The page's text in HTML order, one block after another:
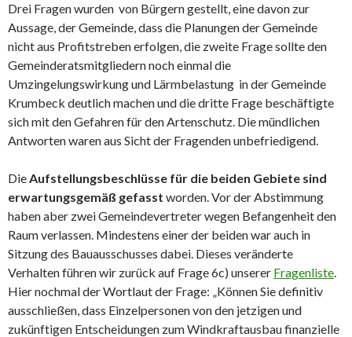
Drei Fragen wurden von Bürgern gestellt, eine davon zur
Aussage, der Gemeinde, dass die Planungen der Gemeinde
nicht aus Profitstreben erfolgen, die zweite Frage sollte den
Gemeinderatsmitgliedern noch einmal die
Umzingelungswirkung und Lärmbelastung in der Gemeinde
Krumbeck deutlich machen und die dritte Frage beschäftigte
sich mit den Gefahren für den Artenschutz. Die mündlichen
Antworten waren aus Sicht der Fragenden unbefriedigend.
DieAufstellungsbeschlüsse für die beiden Gebiete sind
erwartungsgemäß gefasst worden. Vor der Abstimmung
haben aber zwei Gemeindevertreter wegen Befangenheit den
Raum verlassen. Mindestens einer der beiden war auch in
Sitzung des Bauausschusses dabei. Dieses veränderte
Verhalten führen wir zurück auf Frage 6c) unserer Fragenliste.
Hier nochmal der Wortlaut der Frage: „Können Sie definitiv
ausschließen, dass Einzelpersonen von den jetzigen und
zukünftigen Entscheidungen zum Windkraftausbau finanzielle